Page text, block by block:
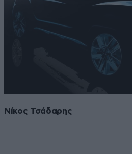
Νίκος Τσάδαρης